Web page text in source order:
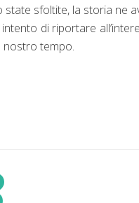
sfoltite, la storia ne
di riportare
nostro tempo.